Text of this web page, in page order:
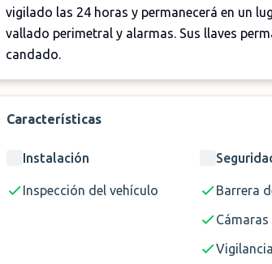
vigilado las 24 horas y permanecerá en un
vallado perimetral y alarmas. Sus llaves
candado.
Si lo deseas, puedes solicitar el lavado
fuera. También podrías querer contratar el
Desliza la página hacia abajo para
Airpark Valet Alicante.
Características
Instalación
Inspección del vehículo
Barrera
Cámaras